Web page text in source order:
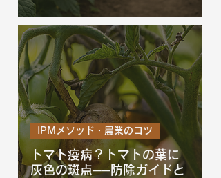
説！
トマト疫病？トマトの葉に
灰色の斑点──防除ガイドと
IPMメソッド・農業のコツ